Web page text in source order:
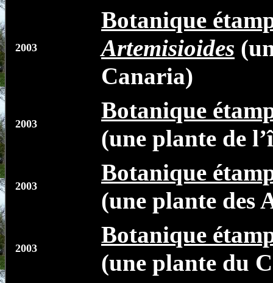
2003
Botanique
Artemisioides
Canaria)
2003
Botanique
(une plante de
2003
Botanique
(une plante des
2003
Botanique
(une plante du